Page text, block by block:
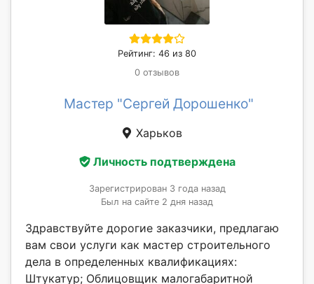
Рейтинг: 46 из 80
0 отзывов
Мастер "Сергей Дорошенко"
Харьков
Личность подтверждена
Зарегистрирован 3 года назад
Был на сайте 2 дня назад
Здравствуйте дорогие заказчики, предлагаю
вам свои услуги как мастер строительного
дела в определенных квалификациях:
Штукатур; Облицовщик малогабаритной